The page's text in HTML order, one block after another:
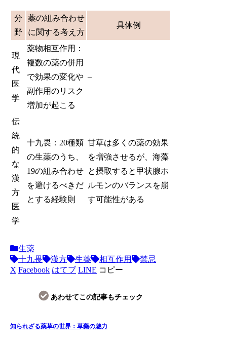
分
野
薬の組み合わせ
に関する考え方
具体例
現
代
医
学
薬物相互作用：
複数の薬の併用
で効果の変化や
副作用のリスク
増加が起こる
–
伝
統
的
な
漢
方
医
学
十九畏：20種類
の生薬のうち、
19の組み合わせ
を避けるべきだ
とする経験則
甘草は多くの薬の効果
を増強させるが、海藻
と摂取すると甲状腺ホ
ルモンのバランスを崩
す可能性がある
生薬
十九畏
漢方 生薬 相互作用
禁忌
X Facebook はてブ LINE コピー
あわせてこの記事もチェック
知られざる薬草の世界：草藥の魅力